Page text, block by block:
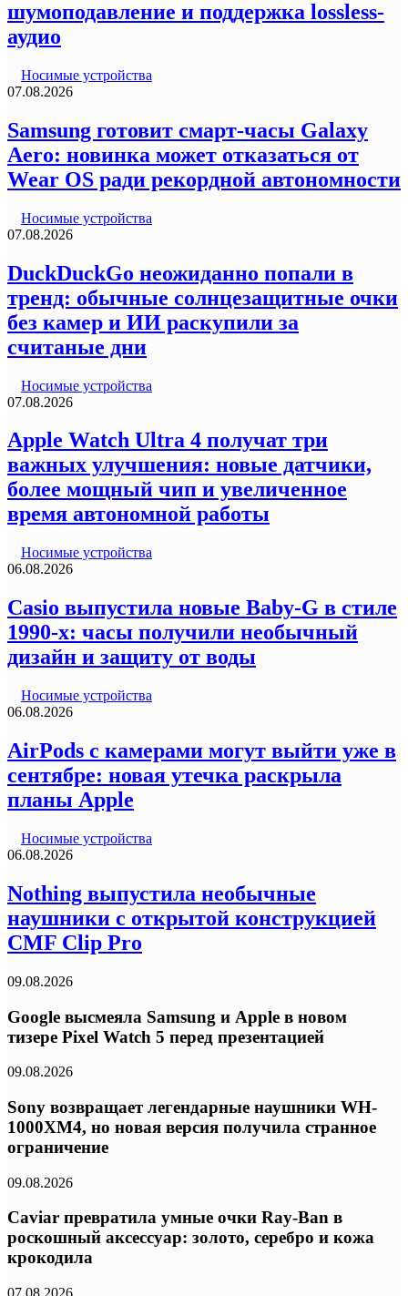
шумоподавление и поддержка lossless-
аудио
Носимые устройства
07.08.2026
Samsung готовит смарт-часы Galaxy
Aero: новинка может отказаться от
Wear OS ради рекордной автономности
Носимые устройства
07.08.2026
DuckDuckGo неожиданно попали в
тренд: обычные солнцезащитные очки
без камер и ИИ раскупили за
считаные дни
Носимые устройства
07.08.2026
Apple Watch Ultra 4 получат три
важных улучшения: новые датчики,
более мощный чип и увеличенное
время автономной работы
Носимые устройства
06.08.2026
Casio выпустила новые Baby-G в стиле
1990-х: часы получили необычный
дизайн и защиту от воды
Носимые устройства
06.08.2026
AirPods с камерами могут выйти уже в
сентябре: новая утечка раскрыла
планы Apple
Носимые устройства
06.08.2026
Nothing выпустила необычные
наушники с открытой конструкцией
CMF Clip Pro
09.08.2026
Google высмеяла Samsung и Apple в новом
тизере Pixel Watch 5 перед презентацией
09.08.2026
Sony возвращает легендарные наушники WH-
1000XM4, но новая версия получила странное
ограничение
09.08.2026
Caviar превратила умные очки Ray-Ban в
роскошный аксессуар: золото, серебро и кожа
крокодила